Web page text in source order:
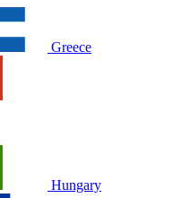
Greece
Hungary